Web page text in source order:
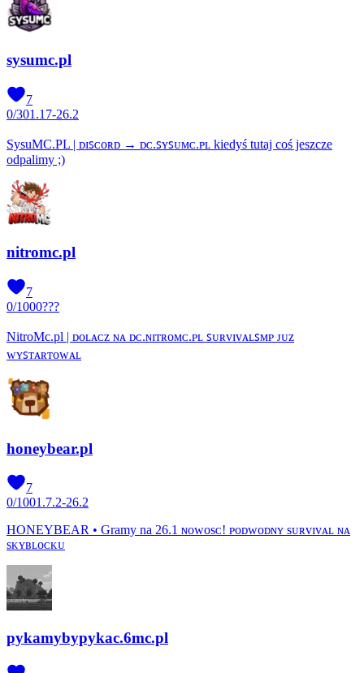
sysumc.pl
7
0/301.17-26.2
SysuMC.PL | ᴅɪꜱᴄᴏʀᴅ → ᴅᴄ.ꜱʏꜱᴜᴍᴄ.ᴘʟ kiedyś tutaj coś jeszcze
odpalimy ;)
nitromc.pl
7
0/1000???
NitroMc.pl | ᴅᴏʟᴀᴄᴢ ɴᴀ ᴅᴄ.ɴɪᴛʀᴏᴍᴄ.ᴘʟ ꜱᴜʀᴠɪᴠᴀʟꜱᴍᴘ ᴊᴜᴢ
ᴡʏꜱᴛᴀʀᴛᴏᴡᴀʟ
honeybear.pl
7
0/1001.7.2-26.2
HONEYBEAR • Gramy na 26.1 ɴᴏᴡᴏѕᴄ! ᴘᴏᴅᴡᴏᴅɴʏ ѕᴜʀᴠɪᴠᴀʟ ɴᴀ
ѕᴋʏʙʟᴏᴄᴋᴜ
pykamybypykac.6mc.pl